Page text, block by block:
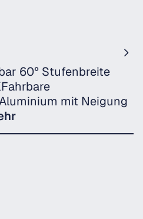
60° Stufenbreite
mit Neigung